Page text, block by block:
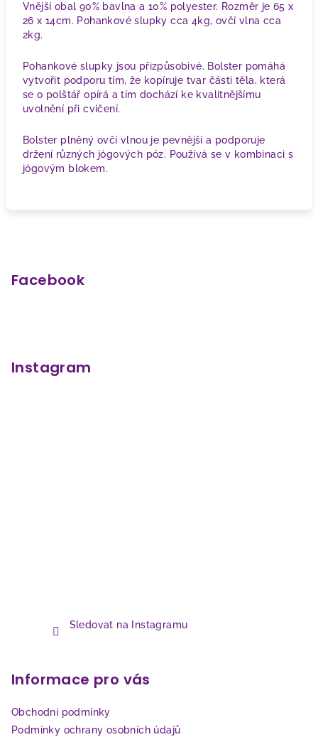
Vnější obal 90% bavlna a 10% polyester. Rozměr je 65 x
26 x 14cm. Pohankové slupky cca 4kg, ovčí vlna cca
2kg.
Pohankové slupky jsou přizpůsobivé. Bolster pomáhá
vytvořit podporu tím, že kopíruje tvar části těla, která
se o polštář opírá a tím dochází ke kvalitnějšímu
uvolnění při cvičení.
Bolster plněný ovčí vlnou je pevnější a podporuje
držení různých jógových póz. Používá se v kombinaci s
jógovým blokem.
Facebook
Instagram
Sledovat na Instagramu
Informace pro vás
Obchodní podmínky
Podmínky ochrany osobních údajů